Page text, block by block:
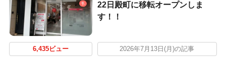
22日殿町に移転オープンしま
す！！
6,435ビュー 2026年7月13日(月)の記事